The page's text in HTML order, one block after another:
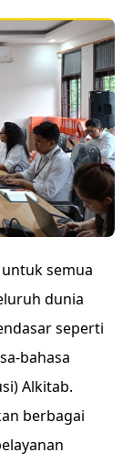
semua
dunia
seperti
bahasa
Alkitab.
berbagai